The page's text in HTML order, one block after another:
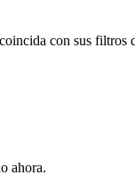
con sus filtros
ahora.